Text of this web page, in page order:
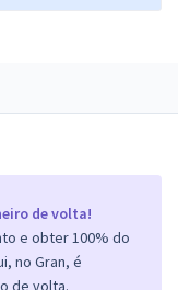
de volta!
e obter 100% do
no Gran, é
de volta.